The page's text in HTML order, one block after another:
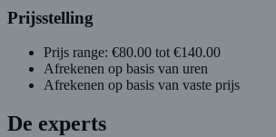
Prijsstelling
Prijs range: €80.00 tot €140.00
Afrekenen op basis van uren
Afrekenen op basis van vaste prijs
De experts